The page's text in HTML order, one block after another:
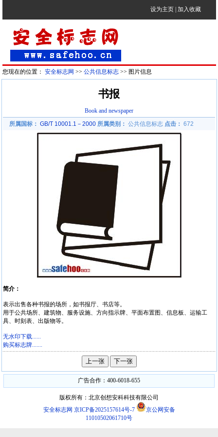
设为主页 加入收藏
您现在的位置： 安全标志网 >> 公共信息标志>> 图片信息
书报
Book and newspaper
所属国标： GB/T 10001.1－2000 所属类别： 公共信息标志 点击： 672
简介：
表示出售各种书报的场所，如书报厅、书店等。
用于公共场所、建筑物、服务设施、方向指示牌、平面布置图、信息板、运输工
具、时刻表、出版物等。
无水印下载......
购买标志牌.......
广告合作：400-6018-655
版权所有：北京创想安科科技有限公司
安全标志网 京ICP备2025157614号-7
京公网安备
11010502061710号